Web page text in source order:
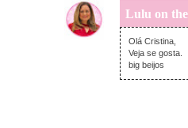
Lulu on
Olá Cristina,
Veja se gosta.
big beijos